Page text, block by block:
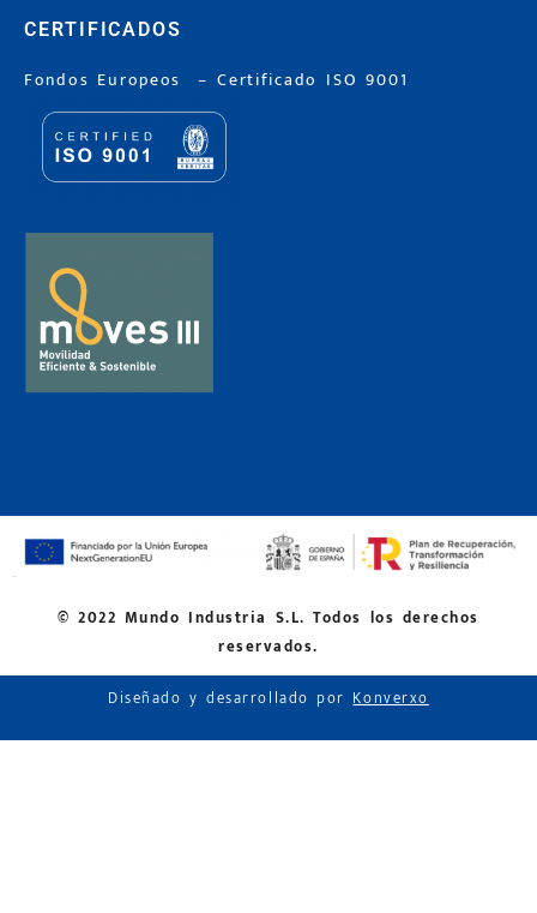
CERTIFICADOS
Fondos Europeos –Certificado ISO 9001
© 2022 Mundo Industria S.L. Todos los derechos
reservados.
Diseñado y desarrollado porKonverxo